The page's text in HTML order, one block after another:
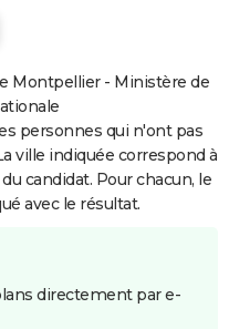
Montpellier - Ministère de
personnes qui n'ont pas
ville indiquée correspond à
candidat. Pour chacun, le
avec le résultat.
directement par e-